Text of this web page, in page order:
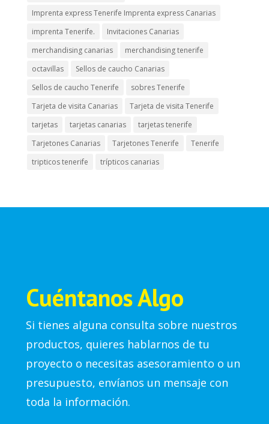
Imprenta express Tenerife Imprenta express Canarias
imprenta Tenerife.
Invitaciones Canarias
merchandising canarias
merchandising tenerife
octavillas
Sellos de caucho Canarias
Sellos de caucho Tenerife
sobres Tenerife
Tarjeta de visita Canarias
Tarjeta de visita Tenerife
tarjetas
tarjetas canarias
tarjetas tenerife
Tarjetones Canarias
Tarjetones Tenerife
Tenerife
tripticos tenerife
trípticos canarias
Cuéntanos Algo
Si tienes alguna consulta sobre nuestros
productos, quieres hablarnos de tu
proyecto o necesitas asesoramiento o un
presupuesto, envíanos un mensaje con
toda la información.